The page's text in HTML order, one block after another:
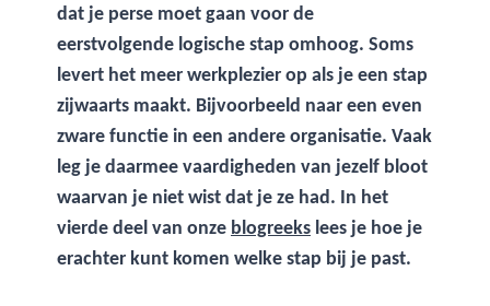
dat je perse moet gaan voor de
eerstvolgende logische stap omhoog. Soms
levert het meer werkplezier op als je een stap
zijwaarts maakt. Bijvoorbeeld naar een even
zware functie in een andere organisatie. Vaak
leg je daarmee vaardigheden van jezelf bloot
waarvan je niet wist dat je ze had. In het
vierde deel van onze blogreeks lees je hoe je
erachter kunt komen welke stap bij je past.